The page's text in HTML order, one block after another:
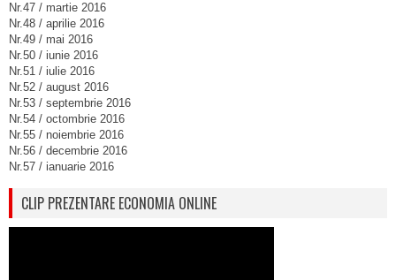
Nr.47 / martie 2016
Nr.48 / aprilie 2016
Nr.49 / mai 2016
Nr.50 / iunie 2016
Nr.51 / iulie 2016
Nr.52 / august 2016
Nr.53 / septembrie 2016
Nr.54 / octombrie 2016
Nr.55 / noiembrie 2016
Nr.56 / decembrie 2016
Nr.57 / ianuarie 2016
CLIP PREZENTARE ECONOMIA ONLINE